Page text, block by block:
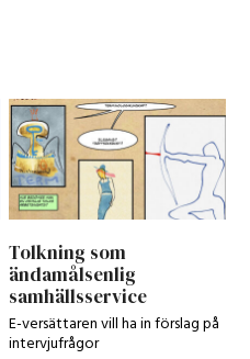
Tolkning som
ändamålsenlig
samhällsservice
E-versättaren vill ha in förslag på
intervjufrågor